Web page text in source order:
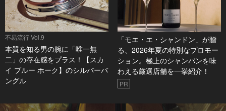
不易流行 Vol.9
本質を知る男の腕に「唯一無
二」の存在感をプラス！【スカ
イ ブルー ホーク】のシルバーバ
ングル
「モエ・エ・シャンドン」が贈
る、2026年夏の特別なプロモー
ション。極上のシャンパンを味
わえる厳選店舗を一挙紹介！
PR